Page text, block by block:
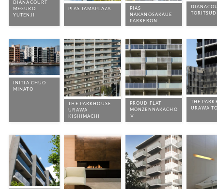
DIANACOURT
MEGURO
YUTENJI
PIAS TAMAPLAZA
PIAS
NAKANOSAKAUE
PARKFRON
INITIA CHUO
MINATO
THE PARKHOUSE
URAWA
KISHIMACHI
PROUD FLAT
MONZENNAKACHO
Ⅴ
THE
URAWA